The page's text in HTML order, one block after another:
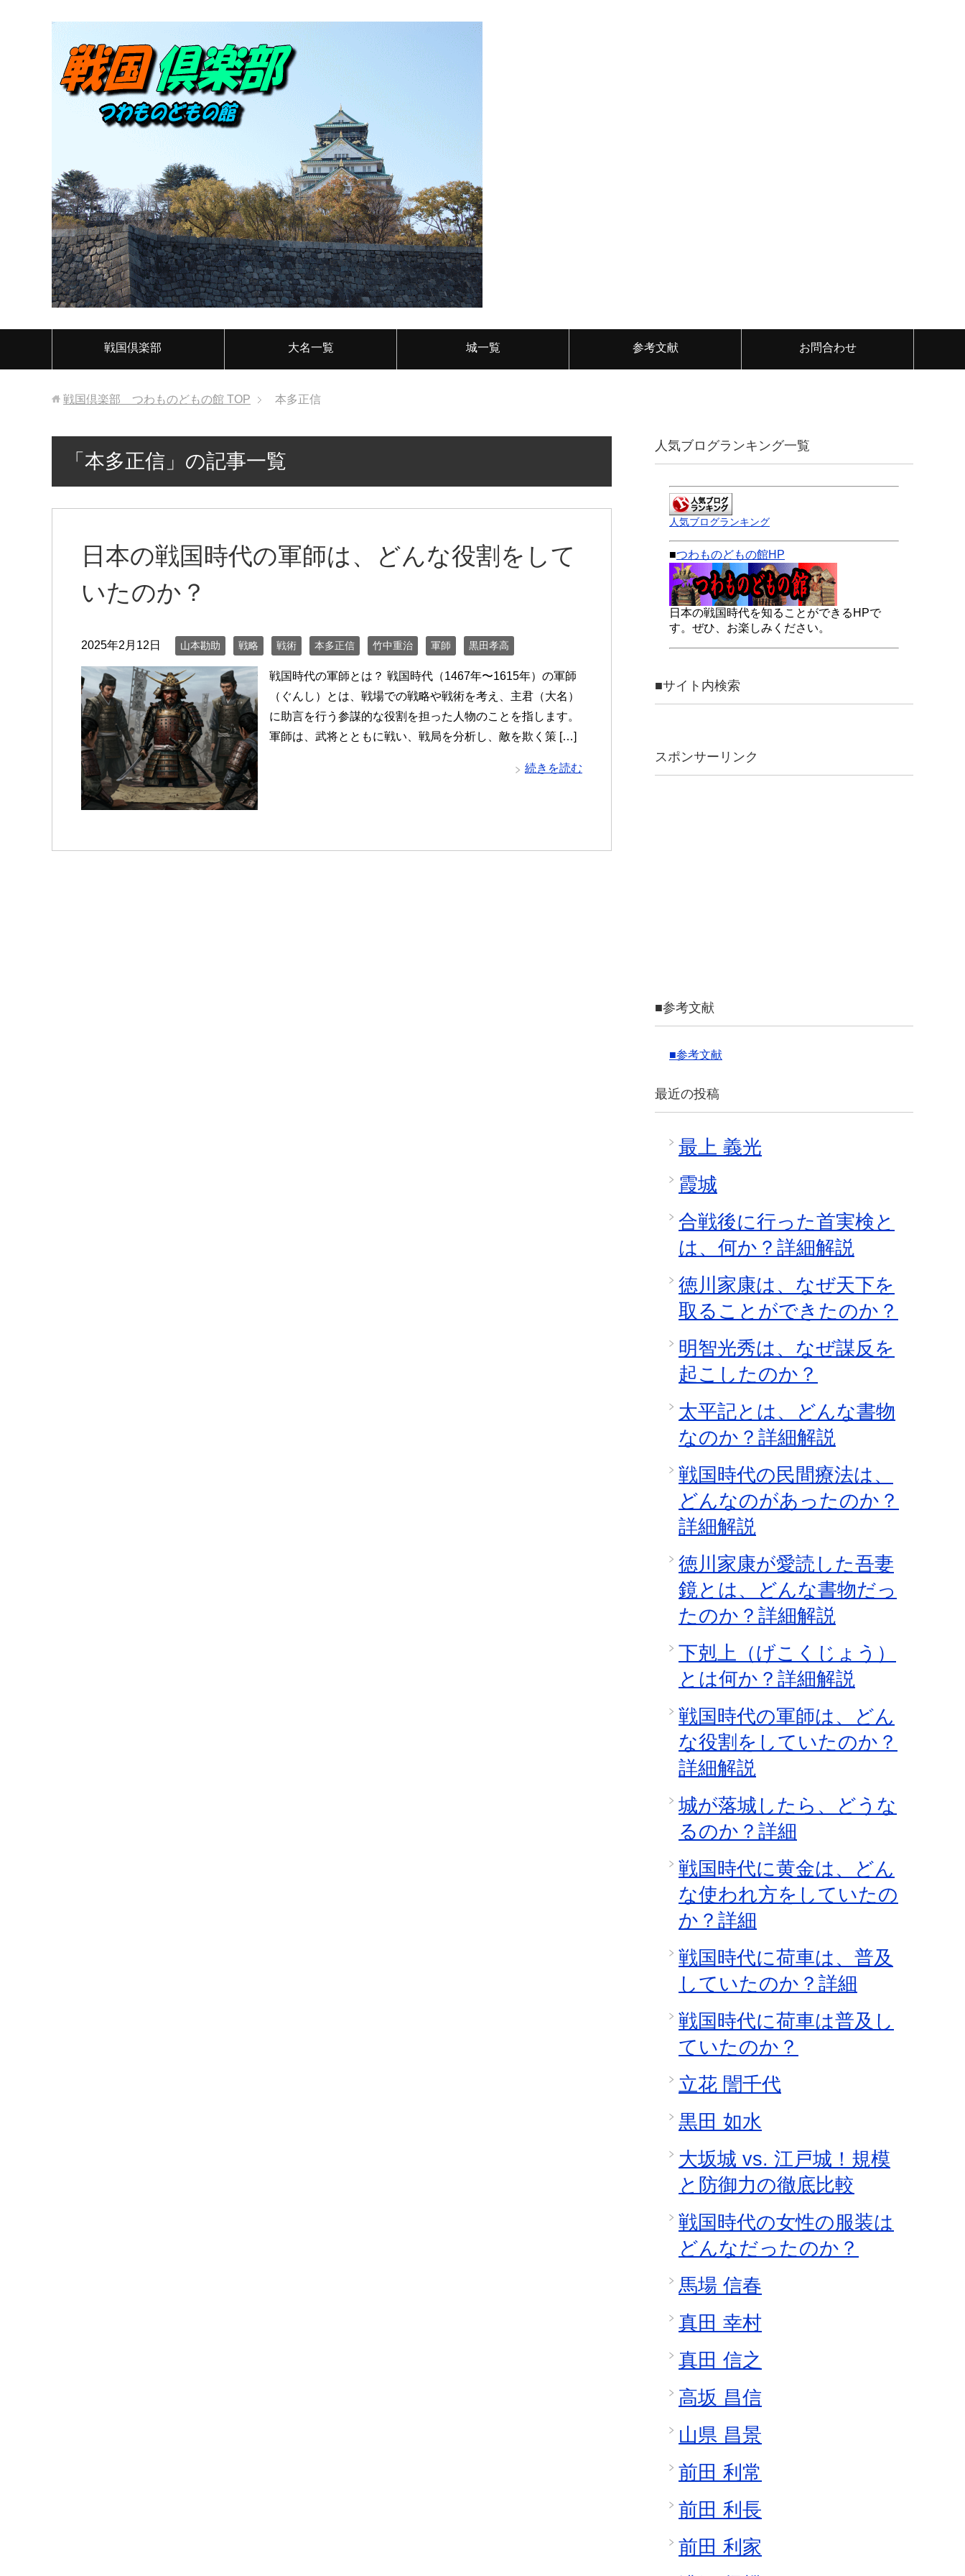
戦国倶楽部 大名一覧 城一覧 参考文献 お問合わせ
戦国倶楽部 つわものどもの館 TOP 本多正信
「本多正信」の記事一覧
日本の戦国時代の軍師は、どんな役割をして
いたのか？
2025年2月12日 山本勘助 戦略 戦術 本多正信 竹中重治 軍師 黒田孝高
戦国時代の軍師とは？ 戦国時代（1467年〜1615年）の軍師
（ぐんし）とは、戦場での戦略や戦術を考え、主君（大名）
に助言を行う参謀的な役割を担った人物のことを指します。
軍師は、武将とともに戦い、戦局を分析し、敵を欺く策 […]
続きを読む
人気ブログランキング一覧
人気ブログランキング
■つわものどもの館HP
日本の戦国時代を知ることができるHPで
す。ぜひ、お楽しみください。
■サイト内検索
スポンサーリンク
■参考文献
■参考文献
最近の投稿
最上 義光
霞城
合戦後に行った首実検と
は、何か？詳細解説
徳川家康は、なぜ天下を
取ることができたのか？
明智光秀は、なぜ謀反を
起こしたのか？
太平記とは、どんな書物
なのか？詳細解説
戦国時代の民間療法は、
どんなのがあったのか？
詳細解説
徳川家康が愛読した吾妻
鏡とは、どんな書物だっ
たのか？詳細解説
下剋上（げこくじょう）
とは何か？詳細解説
戦国時代の軍師は、どん
な役割をしていたのか？
詳細解説
城が落城したら、どうな
るのか？詳細
戦国時代に黄金は、どん
な使われ方をしていたの
か？詳細
戦国時代に荷車は、普及
していたのか？詳細
戦国時代に荷車は普及し
ていたのか？
立花 誾千代
黒田 如水
大坂城 vs. 江戸城！規模
と防御力の徹底比較
戦国時代の女性の服装は
どんなだったのか？
馬場 信春
真田 幸村
真田 信之
高坂 昌信
山県 昌景
前田 利常
前田 利長
前田 利家